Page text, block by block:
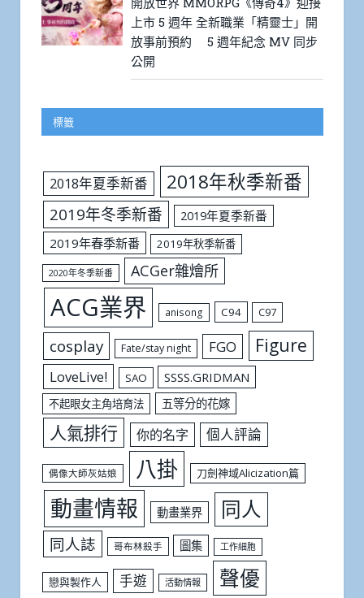
上市 5 週年 全新職業「精靈士」開
放事前預約 5 週年紀念 MV 同步
公開
標籤
2018年夏季新番 2018年秋季新番
2019年冬季新番
2019年夏季新番
2019年春季新番
2019年秋季新番
2020年冬季新番 ACGer雜燴所
ACG業界 anisong C94 C97
cosplay Fate/stay night FGO Figure
LoveLive! SAO SSSS.GRIDMAN
不起眼女主角培育法 五等分的花嫁
人氣排行 你的名字 個人評論
偶像大師灰姑娘 八掛 刀劍神域Alicization篇
動畫情報 動畫業界 同人
同人誌 哥布林殺手 圖集 工作細胞
戀與製作人 手遊 活動情報 聲優